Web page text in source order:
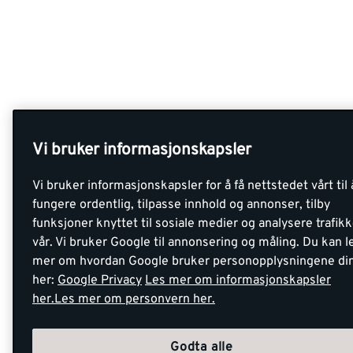
Vi bruker informasjonskapsler
Vi bruker informasjonskapsler for å få nettstedet vårt til
fungere ordentlig, tilpasse innhold og annonser, tilby
funksjoner knyttet til sosiale medier og analysere
vår. Vi bruker Google til annonsering og måling. Du kan
mer om hvordan Google bruker personopplysningene
her: Google Privacy Les mer om informasjonskapsler
her.Les mer om personvern her.
Godta alle